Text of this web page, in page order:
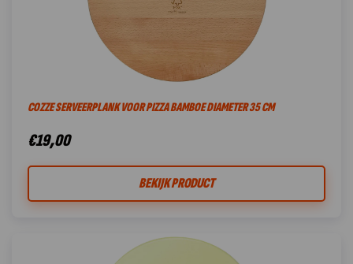
COZZE SERVEERPLANK VOOR PIZZA BAMBOE DIAMETER 35 CM
€19,00
BEKIJK PRODUCT